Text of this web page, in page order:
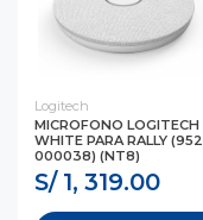
Logitech
MICROFONO
WHITE PARA RALLY
000038) (NT8)
S/ 1, 319.00